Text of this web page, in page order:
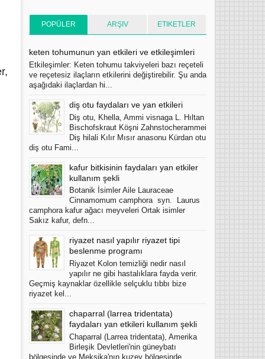
POPÜLER ARŞIV ETIKETLER
keten tohumunun yan etkileri ve etkileşimleri
Etkileşimler: Keten tohumu takviyeleri bazı reçeteli
ve reçetesiz ilaçların etkilerini değiştirebilir. Şu anda
aşağıdaki ilaçlardan hi...
diş otu faydaları ve yan etkileri
Diş otu, Khella, Ammi visnaga L. Hıltan
Bischofskraut Köşni Zahnstocherammei
Diş hilali Kılır Mısır anasonu Kürdan otu
diş otu Fami...
kafur bitkisinin faydaları yan etkiler
kullanım şekli
Botanik İsimler Aile Lauraceae
Cinnamomum camphora syn. Laurus
camphora kafur ağacı meyveleri Ortak isimler
Sakız kafur, defn...
riyazet nasıl yapılır riyazet tipi
beslenme programı
Riyazet Kolon temizliği nedir nasıl
yapılır ne gibi hastalıklara fayda verir.
Geçmiş kaynaklar özellikle selçuklu tıbbı bize
riyazet kel...
chaparral (larrea tridentata)
faydaları yan etkileri kullanım şekli
Chaparral (Larrea tridentata), Amerika
Birleşik Devletleri'nin güneybatı
bölgesinde ve Meksika'nın kuzey bölgesinde